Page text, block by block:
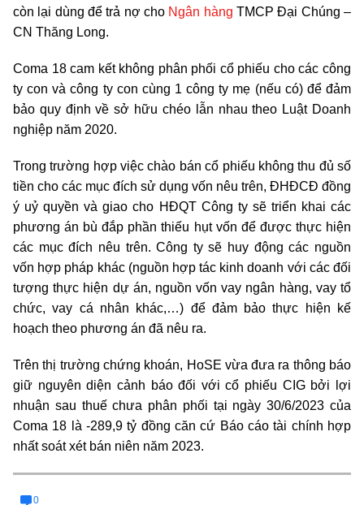
còn lại dùng để trả nợ cho Ngân hàng TMCP Đại Chúng –
CN Thăng Long.
Coma 18 cam kết không phân phối cổ phiếu cho các công
ty con và công ty con cùng 1 công ty mẹ (nếu có) để đảm
bảo quy định về sở hữu chéo lẫn nhau theo Luật Doanh
nghiệp năm 2020.
Trong trường hợp việc chào bán cổ phiếu không thu đủ số
tiền cho các mục đích sử dụng vốn nêu trên, ĐHĐCĐ đồng
ý uỷ quyền và giao cho HĐQT Công ty sẽ triển khai các
phương án bù đắp phần thiếu hụt vốn để được thực hiện
các mục đích nêu trên. Công ty sẽ huy động các nguồn
vốn hợp pháp khác (nguồn hợp tác kinh doanh với các đối
tượng thực hiện dự án, nguồn vốn vay ngân hàng, vay tổ
chức, vay cá nhân khác,…) để đảm bảo thực hiện kế
hoạch theo phương án đã nêu ra.
Trên thị trường chứng khoán, HoSE vừa đưa ra thông báo
giữ nguyên diện cảnh báo đối với cổ phiếu CIG bởi lợi
nhuận sau thuế chưa phân phối tại ngày 30/6/2023 của
Coma 18 là -289,9 tỷ đồng căn cứ Báo cáo tài chính hợp
nhất soát xét bán niên năm 2023.
0